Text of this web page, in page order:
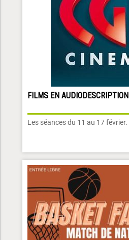
FILMS EN AUDIODESCRIPTION
Les séances du 11 au 17 février.